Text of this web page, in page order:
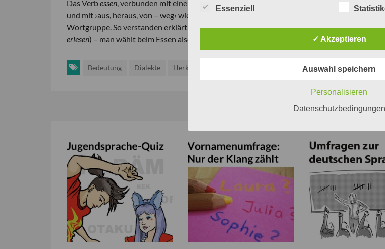
Das Verbessen, verbunden mit einer Vorsilbe, die in vergangenen Jahrhunderten als ir-, er-, ar-,
und mit ›aus, heraus, von – weg‹ wiederzugeben ist, bildet also den Ausgangspunkt für diese
Wortgruppe. So verstanden erklärt sich ein Verb wieuräßenals »ur-essen« wie ›aus-,
erlesen) – man wählt beim Essen also aus, ist wählerisch, lässt manches übrig.
Bedeutung Dialekte Herkunft
Essenziell
✓ Akzeptieren
Auswahl speichern
Personalisieren
Datenschutzbedingungen